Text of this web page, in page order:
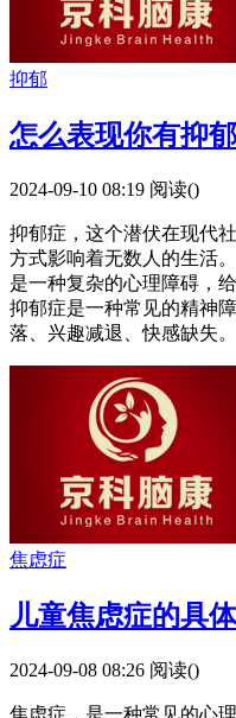
抑郁
怎么表现你有抑
2024-09-10 08:19 阅读()
抑郁症，这个潜伏在现代
方式影响着无数人的生活
是一种复杂的心理障碍，
抑郁症是一种常见的精神
落、兴趣减退、快感缺失。
焦虑症
儿童焦虑症的具
2024-09-08 08:26 阅读()
焦虑症，是一种常见的心